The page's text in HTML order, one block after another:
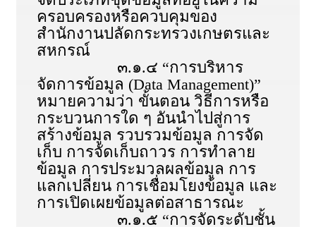
ครอบครองหรือควบคุมของ
สำนักงานปลัดกระทรวงเกษตรและ
สหกรณ์
๓.๑.๔ “การบริหาร
จัดการข้อมูล (Data Management)”
หมายความว่า ขั้นตอน วิธีการหรือ
กระบวนการใด ๆ อันนำไปสู่การ
สร้างข้อมูล รวบรวมข้อมูล การจัด
เก็บ การจัดเก็บถาวร การทำลาย
ข้อมูล การประมวลผลข้อมูล การ
แลกเปลี่ยน การเชื่อมโยงข้อมูล และ
การเปิดเผยข้อมูลต่อสาธารณะ
๓.๑.๕ “การจัดระดับชั้น